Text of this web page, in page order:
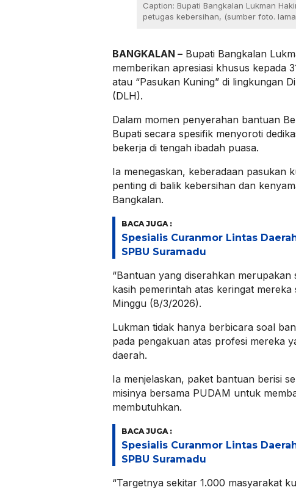
Caption: Bupati Bangkalan Lukman
petugas kebersihan, (sumber foto.
BANGKALAN – Bupati Bangkalan
memberikan apresiasi khusus kepada
atau “Pasukan Kuning” di lingkungan
(DLH).
Dalam momen penyerahan bantuan
Bupati secara spesifik menyoroti
bekerja di tengah ibadah puasa.
Ia menegaskan, keberadaan pasukan
penting di balik kebersihan dan
Bangkalan.
BACA JUGA :
Spesialis Curanmor Lintas
SPBU Suramadu
“Bantuan yang diserahkan merupakan
kasih pemerintah atas keringat mereka
Minggu (8/3/2026).
Lukman tidak hanya berbicara soal
pada pengakuan atas profesi mereka
daerah.
Ia menjelaskan, paket bantuan berisi
misinya bersama PUDAM untuk
membutuhkan.
BACA JUGA :
Spesialis Curanmor Lintas
SPBU Suramadu
“Targetnya sekitar 1.000 masyarakat